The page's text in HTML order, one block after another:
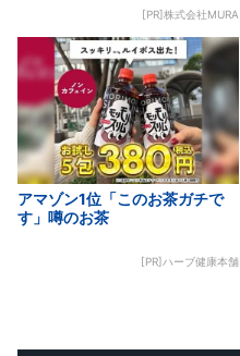
[PR]株式会社MURA
アマゾン1位「このお茶ガチで
す」噂のお茶
[PR]ハーブ健康本舗